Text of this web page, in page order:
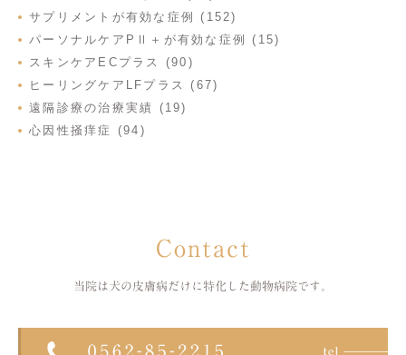
サプリメントが有効な症例 (152)
パーソナルケアPⅡ＋が有効な症例 (15)
スキンケアECプラス (90)
ヒーリングケアLFプラス (67)
遠隔診療の治療実績 (19)
心因性掻痒症 (94)
Contact
当院は犬の皮膚病だけに特化した 動物病院です。